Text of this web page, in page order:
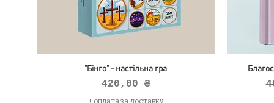
"Бінго" - настільна гра
Ціна
420,00 ₴
+ оплата за доставку